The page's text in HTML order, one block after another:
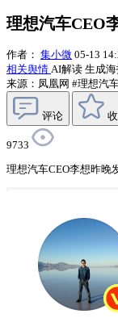
理想汽车CEO
作者： 集小微 05-13
相关舆情 AI解读 生成海
来源：凤凰网 #理想汽
评论
9733
理想汽车CEO李想昨晚